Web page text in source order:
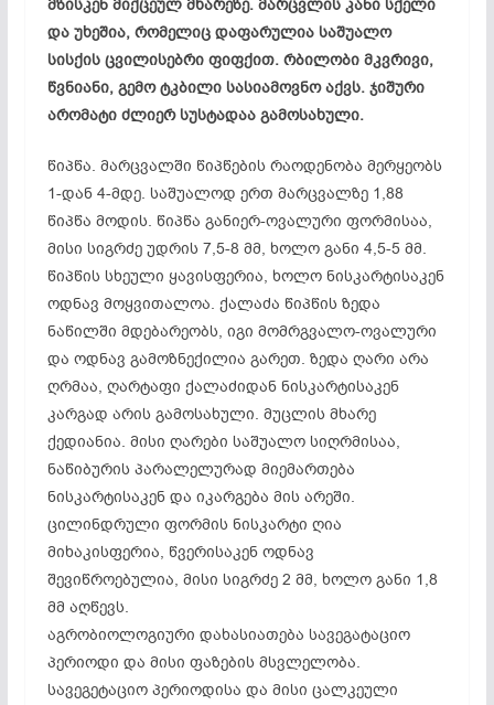
მზისკენ მიქცეულ მხარეზე. მარცვლის კანი სქელი
და უხეშია, რომელიც დაფარულია საშუალო
სისქის ცვილისებრი ფიფქით. რბილობი მკვრივი,
წვნიანი, გემო ტკბილი სასიამოვნო აქვს. ჯიშური
არომატი ძლიერ სუსტადაა გამოსახული.
წიპწა. მარცვალში წიპწების რაოდენობა მერყეობს
1-დან 4-მდე. საშუალოდ ერთ მარცვალზე 1,88
წიპწა მოდის. წიპწა განიერ-ოვალური ფორმისაა,
მისი სიგრძე უდრის 7,5-8 მმ, ხოლო განი 4,5-5 მმ.
წიპწის სხეული ყავისფერია, ხოლო ნისკარტისაკენ
ოდნავ მოყვითალოა. ქალაძა წიპწის ზედა
ნაწილში მდებარეობს, იგი მომრგვალო-ოვალური
და ოდნავ გამოზნექილია გარეთ. ზედა ღარი არა
ღრმაა, ღარტაფი ქალაძიდან ნისკარტისაკენ
კარგად არის გამოსახული. მუცლის მხარე
ქედიანია. მისი ღარები საშუალო სიღრმისაა,
ნაწიბურის პარალელურად მიემართება
ნისკარტისაკენ და იკარგება მის არეში.
ცილინდრული ფორმის ნისკარტი ღია
მიხაკისფერია, წვერისაკენ ოდნავ
შევიწროებულია, მისი სიგრძე 2 მმ, ხოლო განი 1,8
მმ აღწევს.
აგრობიოლოგიური დახასიათება სავეგატაციო
პერიოდი და მისი ფაზების მსვლელობა.
სავეგეტაციო პერიოდისა და მისი ცალკეული